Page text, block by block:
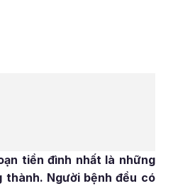
tiền đình nhất là những
Người bệnh đều có